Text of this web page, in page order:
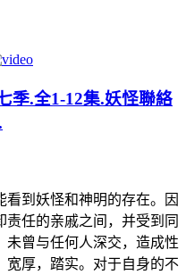
季.全1-12集.妖怪聯絡
到妖怪和神明的存在。因
任的亲戚之间，并受到同
未曾与任何人深交，造成性
宽厚，踏实。对于自身的不